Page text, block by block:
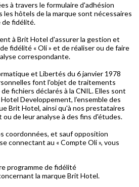
à travers le formulaire d'adhésion
les hôtels de la marque sont nécessaires
de fidélité.
à Brit Hotel d'assurer la gestion et
fidélité « Oli » et de réaliser ou de faire
correspondante.
et Libertés du 6 janvier 1978
font l'objet de traitements
fichiers déclarés à la CNIL. Elles sont
Developpement, l’ensemble des
Brit Hotel, ainsi qu'à nos prestataires
de leur analyse à des fins d'études.
coordonnées, et sauf opposition
connectant au « Compte Oli », vous
programme de fidélité
la marque Brit Hotel.